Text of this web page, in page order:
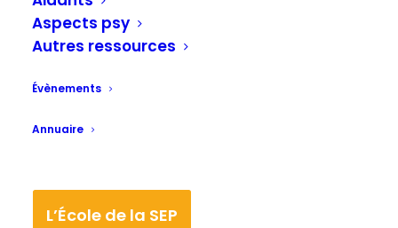
Aspects psy
Autres ressources
Évènements
Annuaire
L’École de la SEP
16/04/2024